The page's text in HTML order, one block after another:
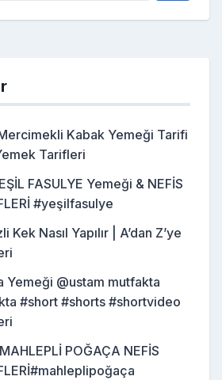
Mercimekli Kabak Yemeği Tarifi
Tarifleri
FASULYE Yemeği & NEFİS
#yeşilfasulye
Kek Nasıl Yapılır | A’dan Z’ye
Yemeği @ustam mutfakta
#short #shorts #shortvideo
POĞAÇA NEFİS